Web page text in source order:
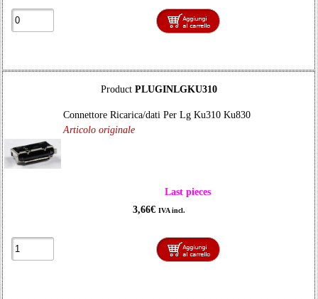
Product PLUGINLGKU310
Connettore Ricarica/dati Per Lg Ku310 Ku830
Articolo originale
Last pieces
3,66€ IVA incl.